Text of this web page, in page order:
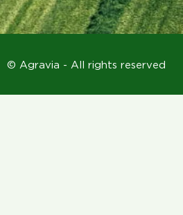
© Agravia - All rights reserved